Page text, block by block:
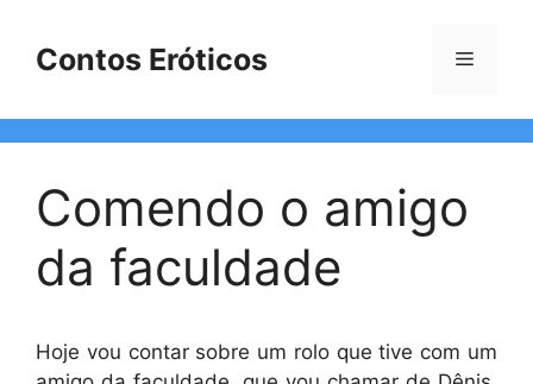
Contos Eróticos Menu
Comendo o amigo
da faculdade
Hoje vou contar sobre um rolo que tive com um